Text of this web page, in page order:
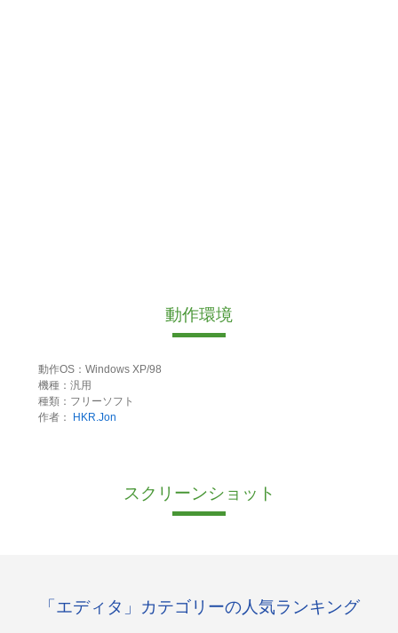
動作環境
動作OS：Windows XP/98
機種：汎用
種類：フリーソフト
作者：
HKR.Jon
スクリーンショット
「エディタ」カテゴリーの人気ランキング